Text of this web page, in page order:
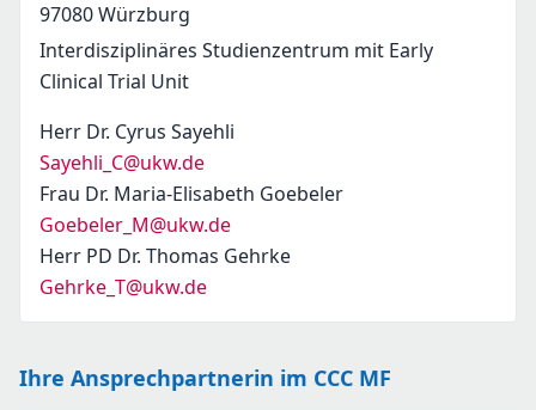
97080Würzburg
Interdisziplinäres Studienzentrum mit Early
Clinical Trial Unit
Herr Dr. Cyrus Sayehli
Sayehli_C@ukw.de
Frau Dr. Maria-Elisabeth Goebeler
Goebeler_M@ukw.de
Herr PD Dr. Thomas Gehrke
Gehrke_T@ukw.de
Ihre Ansprechpartnerin im CCC MF